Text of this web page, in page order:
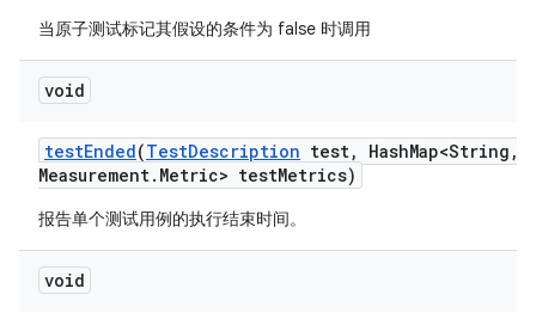
当原子测试标记其假设的条件为 false 时调用
void
testEnded(TestDescription test, HashMap<String ,
Measurement. Metric> testMetrics)
报告单个测试用例的执行结束时间。
void